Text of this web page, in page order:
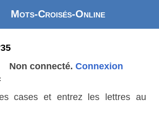
Mots-Croisés-Online
Non connecté. Connexion
cases et entrez les lettres au